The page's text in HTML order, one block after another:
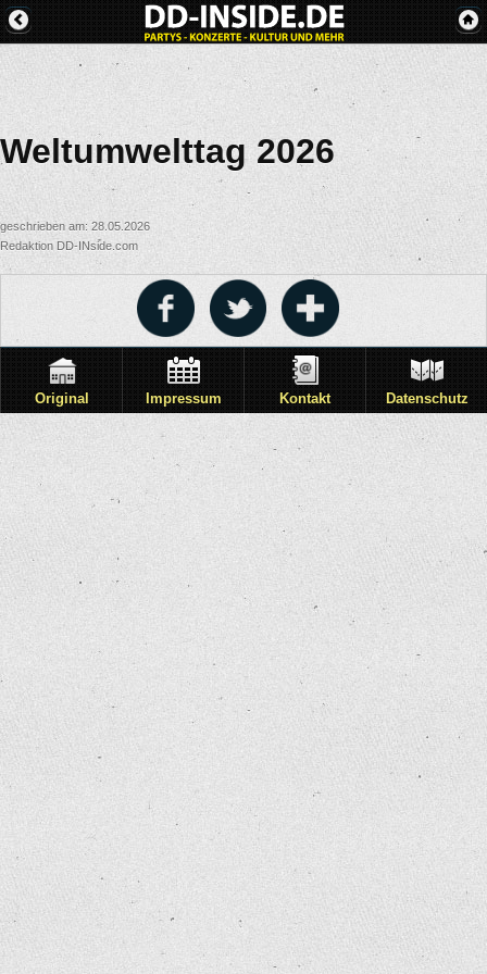
Weltumwelttag 2026
geschrieben am: 28.05.2026
Redaktion DD-INside.com
Original Impressum Kontakt Datenschutz